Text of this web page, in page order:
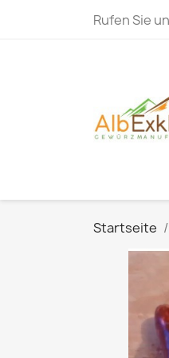
Rufen Sie
Startseite